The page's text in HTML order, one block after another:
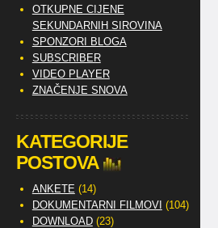
OTKUPNE CIJENE
SEKUNDARNIH SIROVINA
SPONZORI BLOGA
SUBSCRIBER
VIDEO PLAYER
ZNAČENJE SNOVA
KATEGORIJE
POSTOVA
ANKETE (14)
DOKUMENTARNI FILMOVI (104)
DOWNLOAD(23)